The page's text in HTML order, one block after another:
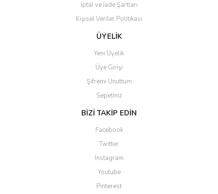
İptal ve İade Şartları
Kişisel Veriler Politikası
ÜYELİK
Yeni Üyelik
Üye Girişi
Şifremi Unuttum
Sepetiniz
BİZİ TAKİP EDİN
Facebook
Twitter
Instagram
Youtube
Pinterest